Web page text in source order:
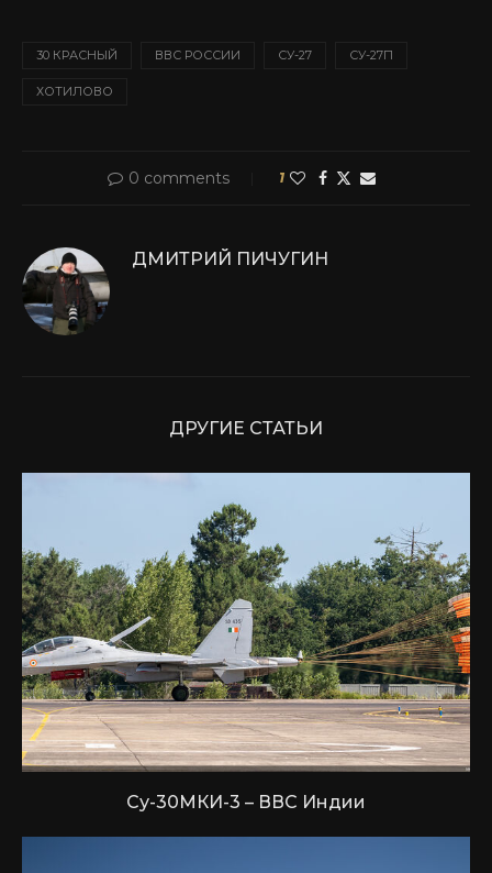
30 КРАСНЫЙ ВВС РОССИИ СУ-27 СУ-27П
ХОТИЛОВО
0 comments 1
ДМИТРИЙ ПИЧУГИН
ДРУГИЕ СТАТЬИ
Су-30МКИ-3 – ВВС Индии